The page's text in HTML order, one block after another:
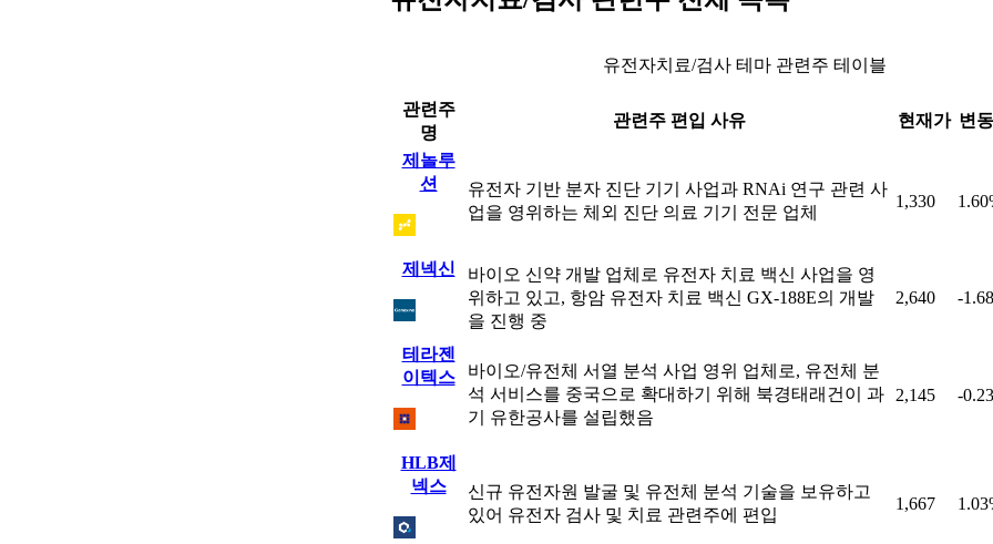
유전자치료/검사 테마 관련주 테이블
관련주
명
관련주 편입 사유 현재가 변
제놀루
션
유전자 기반 분자 진단 기기 사업과 RNAi 연구 관련 사
업을 영위하는 체외 진단 의료 기기 전문 업체
1,330
제넥신
바이오 신약 개발 업체로 유전자 치료 백신 사업을 영
위하고 있고, 항암 유전자 치료 백신 GX-188E의 개발
을 진행 중
2,640 -
테라젠
이텍스
바이오/유전체 서열 분석 사업 영위 업체로, 유전체 분
석 서비스를 중국으로 확대하기 위해 북경태래건이 과
기 유한공사를 설립했음
2,145 -
HLB제
넥스
신규 유전자원 발굴 및 유전체 분석 기술을 보유하고
있어 유전자 검사 및 치료 관련주에 편입
1,667